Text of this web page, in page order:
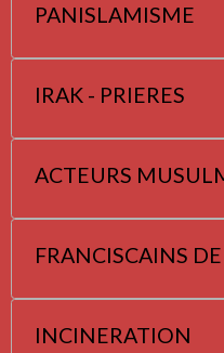
PANISLAMISME
IRAK - PRIERES
ACTEURS
FRANCISCAINS
INCINERATION